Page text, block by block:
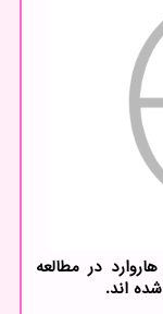
در مطالعه
اند.